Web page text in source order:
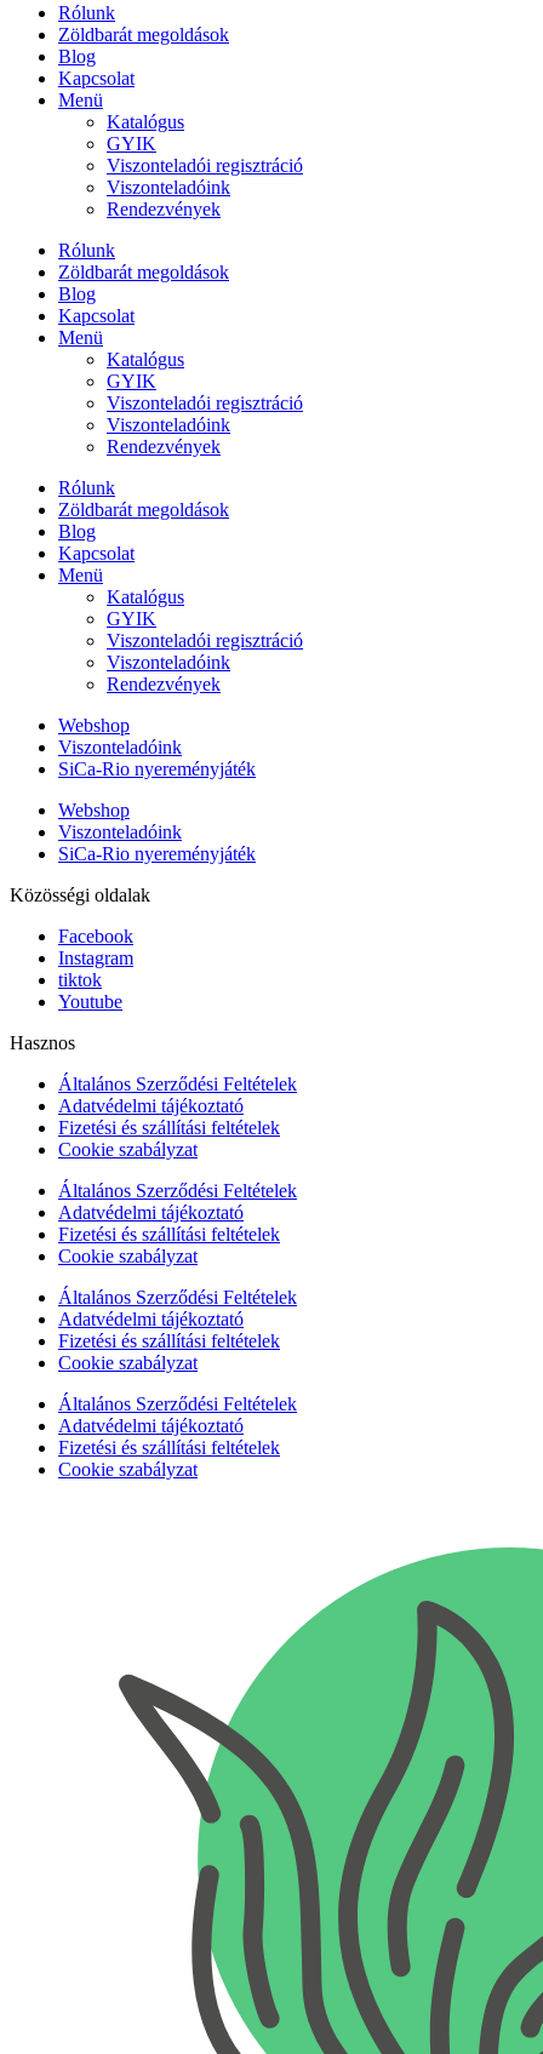
Rólunk
Zöldbarát megoldások
Blog
Kapcsolat
Menü
Katalógus
GYIK
Viszonteladói regisztráció
Viszonteladóink
Rendezvények
Rólunk
Zöldbarát megoldások
Blog
Kapcsolat
Menü
Katalógus
GYIK
Viszonteladói regisztráció
Viszonteladóink
Rendezvények
Rólunk
Zöldbarát megoldások
Blog
Kapcsolat
Menü
Katalógus
GYIK
Viszonteladói regisztráció
Viszonteladóink
Rendezvények
Webshop
Viszonteladóink
SiCa-Rio nyereményjáték
Webshop
Viszonteladóink
SiCa-Rio nyereményjáték
Közösségi oldalak
Facebook
Instagram
tiktok
Youtube
Hasznos
Általános Szerződési Feltételek
Adatvédelmi tájékoztató
Fizetési és szállítási feltételek
Cookie szabályzat
Általános Szerződési Feltételek
Adatvédelmi tájékoztató
Fizetési és szállítási feltételek
Cookie szabályzat
Általános Szerződési Feltételek
Adatvédelmi tájékoztató
Fizetési és szállítási feltételek
Cookie szabályzat
Általános Szerződési Feltételek
Adatvédelmi tájékoztató
Fizetési és szállítási feltételek
Cookie szabályzat